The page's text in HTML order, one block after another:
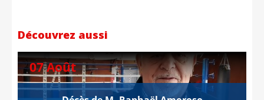
Découvrez aussi
07 Août